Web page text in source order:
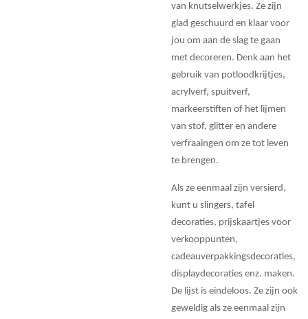
van knutselwerkjes. Ze zijn
glad geschuurd en klaar voor
jou om aan de slag te gaan
met decoreren. Denk aan het
gebruik van potloodkrijtjes,
acrylverf, spuitverf,
markeerstiften of het lijmen
van stof, glitter en andere
verfraaingen om ze tot leven
te brengen.
Als ze eenmaal zijn versierd,
kunt u slingers, tafel
decoraties, prijskaartjes voor
verkooppunten,
cadeauverpakkingsdecoraties,
displaydecoraties enz. maken.
De lijst is eindeloos. Ze zijn ook
geweldig als ze eenmaal zijn